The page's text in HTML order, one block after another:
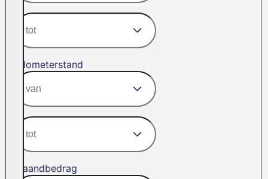
Kilometerstand
Maandbedrag